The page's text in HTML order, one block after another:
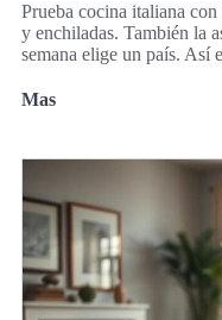
Prueba cocina italiana
y enchiladas. También la
semana elige un país. Así
Mas